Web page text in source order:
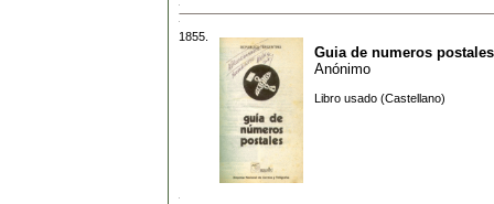
1855.
Guia de numeros postales
Anónimo
Libro usado (Castellano)